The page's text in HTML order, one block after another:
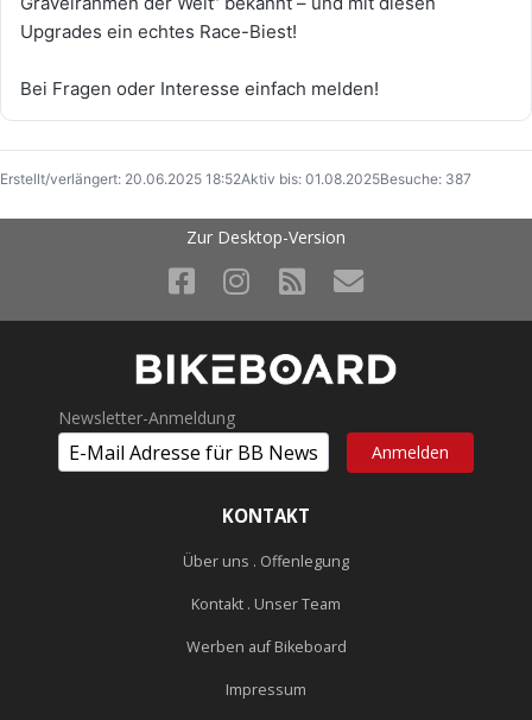
Upgrades ein echtes Race-Biest!
Bei Fragen oder Interesse einfach melden!
Erstellt/verlängert: 20.06.2025 18:52Aktiv bis: 01.08.2025Besuche: 387
Zur Desktop-Version
Newsletter-Anmeldung
KONTAKT
Über uns . Offenlegung
Kontakt . Unser Team
Werben auf Bikeboard
Impressum